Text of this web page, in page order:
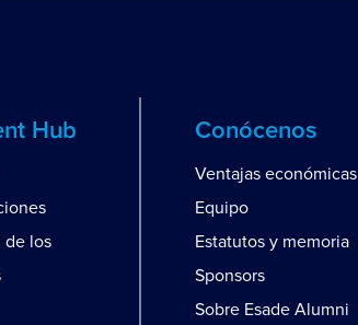
Hub
de los
Conócenos
Ventajas económicas
Equipo
Estatutos y memoria
Sponsors
Sobre Esade Alumni